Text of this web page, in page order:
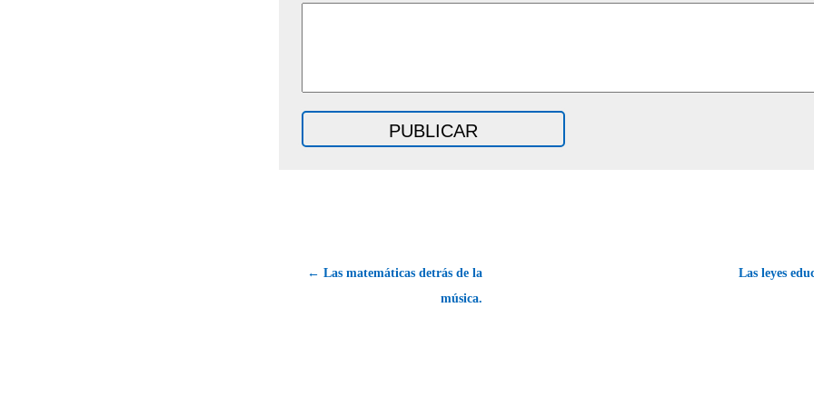
← Las matemáticas detrás de la
música.
Las leyes